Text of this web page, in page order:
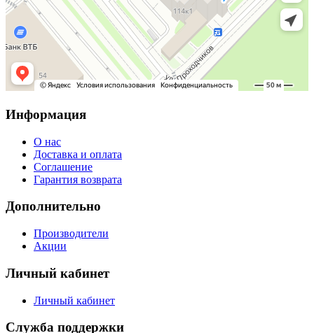
Информация
О нас
Доставка и оплата
Соглашение
Гарантия возврата
Дополнительно
Производители
Акции
Личный кабинет
Личный кабинет
Служба поддержки